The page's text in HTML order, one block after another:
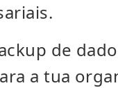
de
a tua